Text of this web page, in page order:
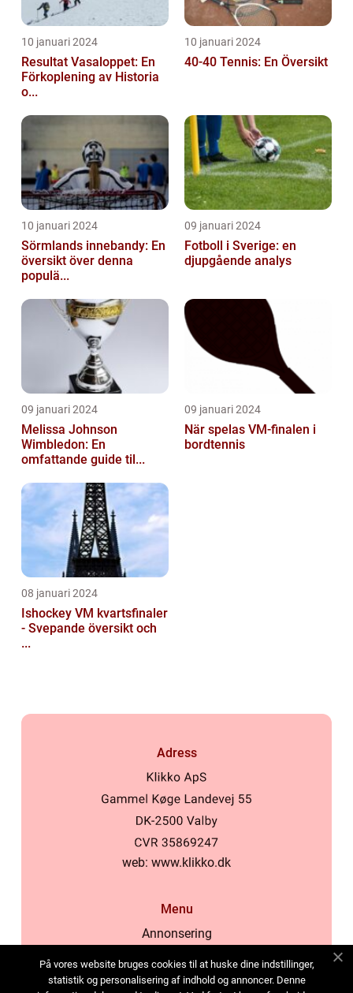
10 januari 2024
Resultat Vasaloppet: En
Förkoplening av Historia
o...
10 januari 2024
40-40 Tennis: En Översikt
10 januari 2024
Sörmlands innebandy: En
översikt över denna
populä...
09 januari 2024
Fotboll i Sverige: en
djupgående analys
09 januari 2024
Melissa Johnson
Wimbledon: En
omfattande guide til...
09 januari 2024
När spelas VM-finalen i
bordtennis
08 januari 2024
Ishockey VM kvartsfinaler
- Svepande översikt och
...
Adress
web: www.klikko.dk
Menu
Annonsering
Cookies
På vores website bruges cookies til at huske dine indstillinger,
statistik og personalisering af indhold og annoncer. Denne